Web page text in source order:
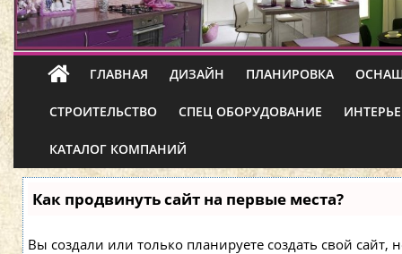
ГЛАВНАЯ ДИЗАЙН ПЛАНИРОВКА
СТРОИТЕЛЬСТВО СПЕЦ ОБОРУДОВАНИЕ
КАТАЛОГ КОМПАНИЙ
Как продвинуть сайт на первые места?
Вы создали или только планируете создать свой сайт,